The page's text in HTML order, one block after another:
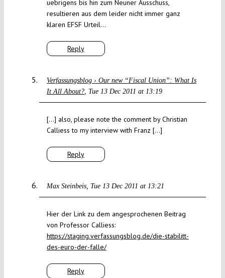
Reply
uebrigens bis hin zum Neuner Ausschuss,
resultieren aus dem leider nicht immer ganz
klaren EFSF Urteil…
Verfassungsblog › Our new “Fiscal Union”: What Is
It All About?
Tue 13 Dec 2011 at 13:19
Reply
[…] also, please note the comment by Christian
Calliess to my interview with Franz […]
Max Steinbeis Tue 13 Dec 2011 at 13:21
Reply
Hier der Link zu dem angesprochenen Beitrag
von Professor Calliess:
https://staging.verfassungsblog.de/die-stabilitt-
des-euro-der-falle/